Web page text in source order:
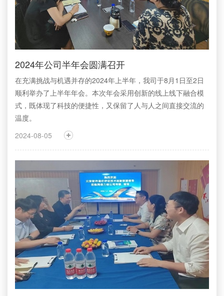
2024年公司半年会圆满召开
在充满挑战与机遇并存的2024年上半年，我司于8月1日至2日
顺利举办了上半年年会。本次年会采用创新的线上线下融合模
式，既体现了科技的便捷性，又保留了人与人之间直接交流的
温度。
2024-08-05